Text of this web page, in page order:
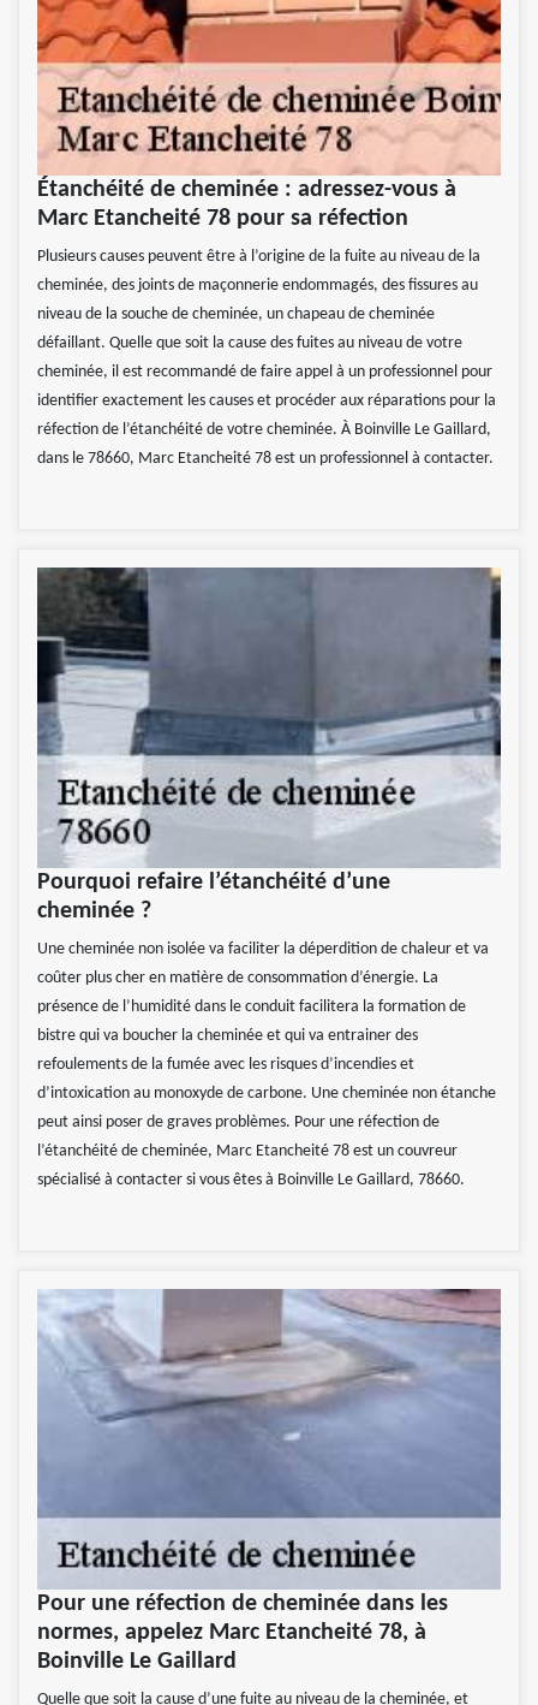
Étanchéité de cheminée : adressez-vous à
Marc Etancheité 78 pour sa réfection
Plusieurs causes peuvent être à l’origine de la fuite au niveau de la
cheminée, des joints de maçonnerie endommagés, des fissures au
niveau de la souche de cheminée, un chapeau de cheminée
défaillant. Quelle que soit la cause des fuites au niveau de votre
cheminée, il est recommandé de faire appel à un professionnel pour
identifier exactement les causes et procéder aux réparations pour la
réfection de l’étanchéité de votre cheminée. À Boinville Le Gaillard,
dans le 78660, Marc Etancheité 78 est un professionnel à contacter.
Pourquoi refaire l’étanchéité d’une
cheminée ?
Une cheminée non isolée va faciliter la déperdition de chaleur et va
coûter plus cher en matière de consommation d’énergie. La
présence de l’humidité dans le conduit facilitera la formation de
bistre qui va boucher la cheminée et qui va entrainer des
refoulements de la fumée avec les risques d’incendies et
d’intoxication au monoxyde de carbone. Une cheminée non étanche
peut ainsi poser de graves problèmes. Pour une réfection de
l’étanchéité de cheminée, Marc Etancheité 78 est un couvreur
spécialisé à contacter si vous êtes à Boinville Le Gaillard, 78660.
Pour une réfection de cheminée dans les
normes, appelez Marc Etancheité 78, à
Boinville Le Gaillard
Quelle que soit la cause d’une fuite au niveau de la cheminée, et